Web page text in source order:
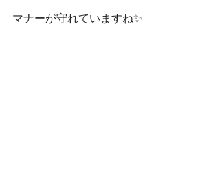
マナーが守れていますね✨